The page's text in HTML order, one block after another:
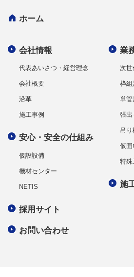
ホーム
会社情報
代表あいさつ・経営理念
会社概要
沿革
施工事例
安心・安全の仕組み
仮設設備
機材センター
NETIS
業
次
枠組
単管
張出
吊
仮囲
特殊
施
採用サイト
お問い合わせ